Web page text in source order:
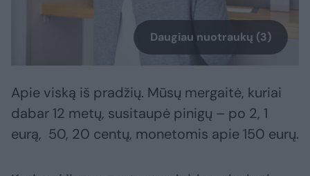
Daugiau nuotraukų (3)
Apie viską iš pradžių. Mūsų mergaitė, kuriai
dabar 12 metų, susitaupė pinigų – po 2, 1
eurą, 50, 20 centų, monetomis apie 150 eurų.